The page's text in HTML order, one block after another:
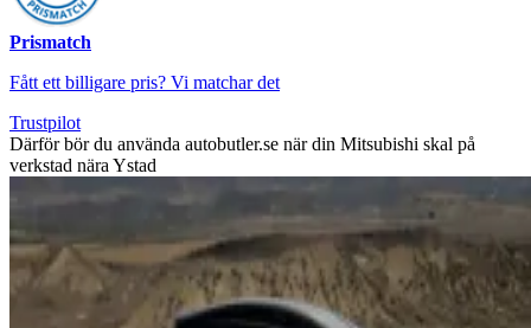
Prismatch
Fått ett billigare pris? Vi matchar det
Trustpilot
Därför bör du använda autobutler.se när din Mitsubishi skal på
verkstad nära Ystad